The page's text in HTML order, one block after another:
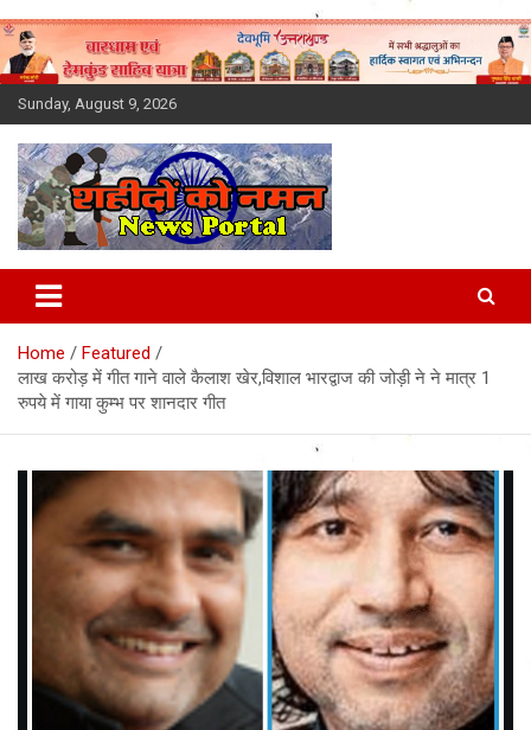
Skip
to
content
Sunday, August 9, 2026
Latest News Today, Breaking
News, Uttarakhand News in
Hindi
Home
Featured
लाख करोड़ में गीत गाने वाले कैलाश खेर,विशाल भारद्वाज की जोड़ी ने ने मात्र 1
रुपये में गाया कुम्भ पर शानदार गीत